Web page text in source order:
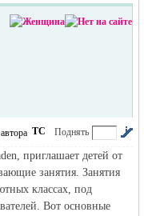
Поднять
ТС
приглашает детей от
занятия. Занятия
классах, под
Вот основные